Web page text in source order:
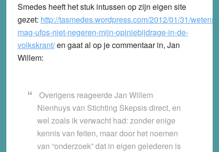
Smedes heeft het stuk intussen op zijn eigen site
gezet: http://tasmedes.wordpress.com/2012/01/31/
mag-ufos-niet-negeren-mijn-opiniebijdrage-in-de-
volkskrant/en gaat al op je commentaar in, Jan
Willem:
Overigens reageerde Jan Willem
Nienhuys van Stichting Skepsis direct, en
wel zoals ik verwacht had: zonder enige
kennis van feiten, maar door het noemen
van “onderzoek” dat in eigen gelederen is